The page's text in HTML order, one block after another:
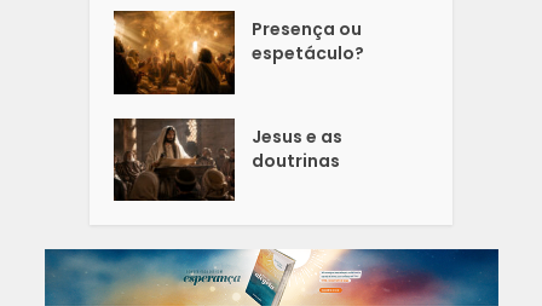
Presença ou
espetáculo?
Jesus e as
doutrinas